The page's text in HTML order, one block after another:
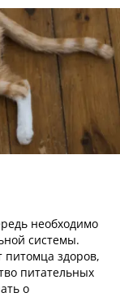
необходимо
системы.
питомца здоров,
питательных
о